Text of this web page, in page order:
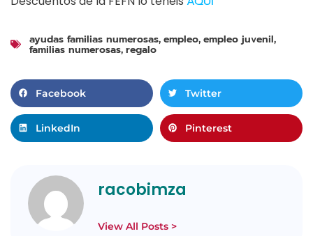
ayudas familias numerosas, empleo, empleo juvenil,
familias numerosas, regalo
Facebook Twitter
LinkedIn Pinterest
racobimza
View All Posts >